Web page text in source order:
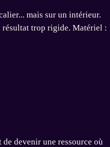
mais sur un intérieur.
résultat trop rigide. Matériel :
devenir une ressource où